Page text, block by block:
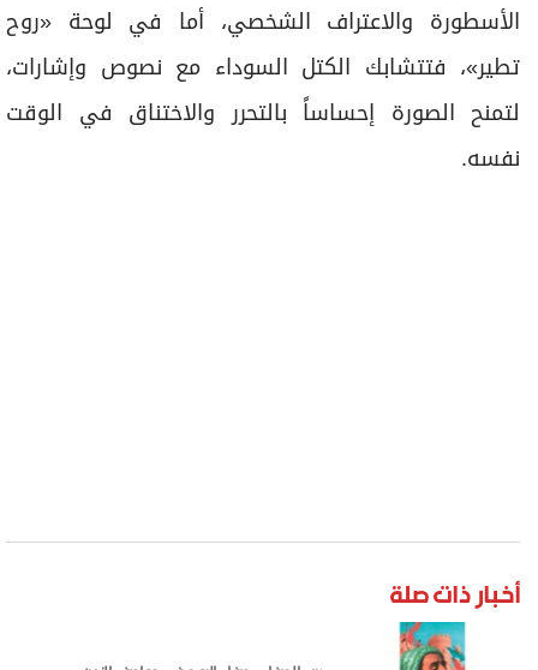
الأسطورة والاعتراف الشخصي، أما في لوحة «روح
تطير»، فتتشابك الكتل السوداء مع نصوص وإشارات،
لتمنح الصورة إحساساً بالتحرر والاختناق في الوقت
نفسه.
أخبار ذات صلة